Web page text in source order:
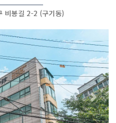
비봉길 2-2 (구기동)